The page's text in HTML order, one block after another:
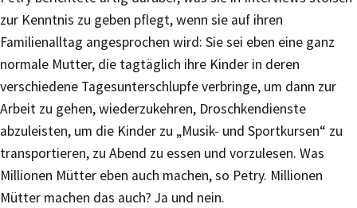
zur Kenntnis zu geben pflegt, wenn sie auf ihren
Familienalltag angesprochen wird: Sie sei eben eine ganz
normale Mutter, die tagtäglich ihre Kinder in deren
verschiedene Tagesunterschlupfe verbringe, um dann zur
Arbeit zu gehen, wiederzukehren, Droschkendienste
abzuleisten, um die Kinder zu „Musik- und Sportkursen“ zu
transportieren, zu Abend zu essen und vorzulesen. Was
Millionen Mütter eben auch machen, so Petry. Millionen
Mütter machen das auch? Ja und nein.